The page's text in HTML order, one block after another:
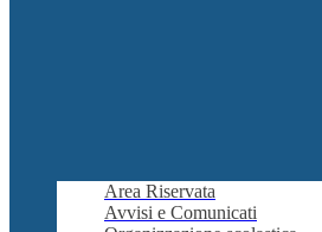
Area Riservata
Avvisi e Comunicati